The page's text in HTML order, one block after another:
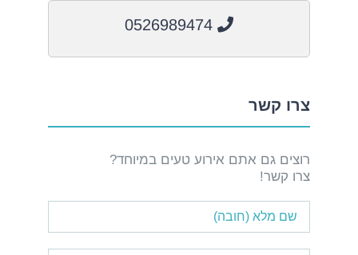
צרו קשר
רוצים גם אתם אירוע טעים במיוחד?
צרו קשר!